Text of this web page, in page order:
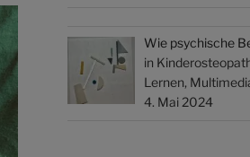
Wie psychische
in
Lernen,
4. Mai 2024